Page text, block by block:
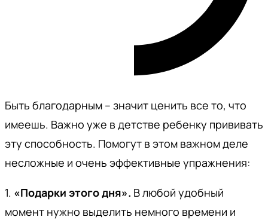
Быть благодарным – значит ценить все то, что
имеешь. Важно уже в детстве ребенку прививать
эту способность. Помогут в этом важном деле
несложные и очень эффективные упражнения:
1. «Подарки этого дня». В любой удобный
момент нужно выделить немного времени и